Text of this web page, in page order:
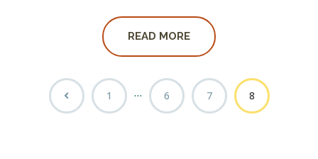
READ MORE
1 … 6 7 8